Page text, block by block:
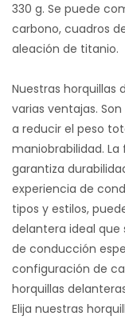
330 g. Se puede
carbono, cuadros
aleación de titanio.
Nuestras horquillas
varias ventajas.
a reducir el peso
maniobrabilidad.
garantiza
experiencia de
tipos y estilos,
delantera ideal que
de conducción
configuración de
horquillas
Elija nuestras